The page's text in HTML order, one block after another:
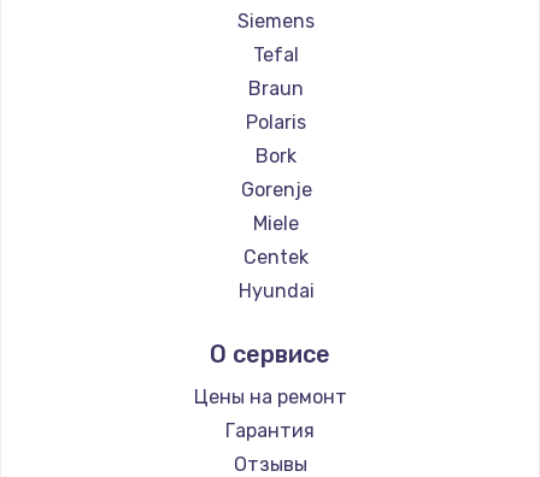
Siemens
Tefal
Braun
Polaris
Bork
Gorenje
Miele
Centek
Hyundai
DELTA
Silter
Chayka
Beko
О сервисе
Цены на ремонт
Гарантия
Отзывы